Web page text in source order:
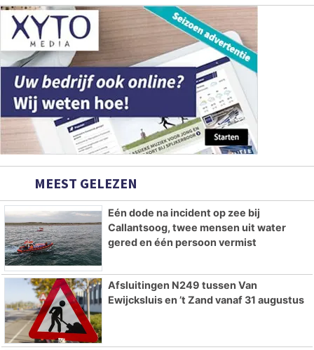
MEEST GELEZEN
Eén dode na incident op zee bij
Callantsoog, twee mensen uit water
gered en één persoon vermist
Afsluitingen N249 tussen Van
Ewijcksluis en ’t Zand vanaf 31 augustus